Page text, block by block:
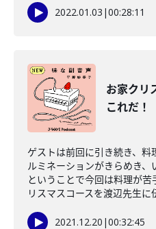
2022.01.03 |00:28:11
お家クリ
これだ！
ゲストは前回に引き続き、
ルミネーションがきらめき
ということで今回は料理が
リスマスコースを渡辺先生に
2021.12.20 |00:32:45